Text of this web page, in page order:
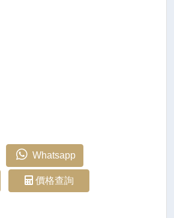
Whatsapp
價格查詢